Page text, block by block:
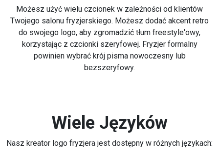
Możesz użyć wielu czcionek w zależności od klientów
Twojego salonu fryzjerskiego. Możesz dodać akcent retro
do swojego logo, aby zgromadzić tłum freestyle'owy,
korzystając z czcionki szeryfowej. Fryzjer formalny
powinien wybrać krój pisma nowoczesny lub
bezszeryfowy.
Wiele Języków
Nasz kreator logo fryzjera jest dostępny w różnych językach: